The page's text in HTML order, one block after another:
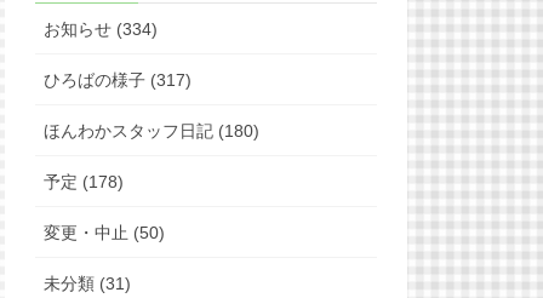
お知らせ (334)
ひろばの様子 (317)
ほんわかスタッフ日記 (180)
予定 (178)
変更・中止 (50)
未分類 (31)